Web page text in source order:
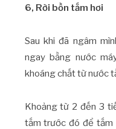
6, Rời bồn tắm hơi
Sau khi đã ngâm
ngay bằng nước
khoáng chất từ nước
Khoảng từ 2 đến 3
tắm trước đó để tắm